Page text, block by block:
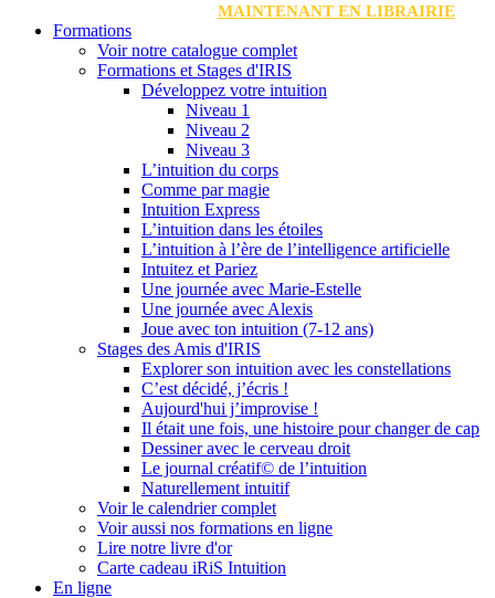
MAINTENANT EN LIBRAIRIE
Formations
Voir notre catalogue complet
Formations et Stages d'IRIS
Développez votre intuition
Niveau 1
Niveau 2
Niveau 3
L’intuition du corps
Comme par magie
Intuition Express
L’intuition dans les étoiles
L’intuition à l’ère de l’intelligence artificielle
Intuitez et Pariez
Une journée avec Marie-Estelle
Une journée avec Alexis
Joue avec ton intuition (7-12 ans)
Stages des Amis d'IRIS
Explorer son intuition avec les constellations
C’est décidé, j’écris !
Aujourd'hui j’improvise !
Il était une fois, une histoire pour changer de cap
Dessiner avec le cerveau droit
Le journal créatif© de l’intuition
Naturellement intuitif
Voir le calendrier complet
Voir aussi nos formations en ligne
Lire notre livre d'or
Carte cadeau iRiS Intuition
En ligne